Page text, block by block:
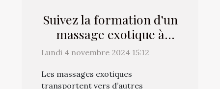
Suivez la formation d’un
massage exotique à
distance avec
Lundi 4 novembre 2024 15:12
Les massages exotiques
transportent vers d’autres